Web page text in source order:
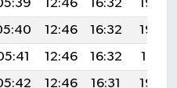
12:46 16:32
19:43
12:46 16:32
19:42
12:46 16:32
19:41
12:46 16:31
19:40